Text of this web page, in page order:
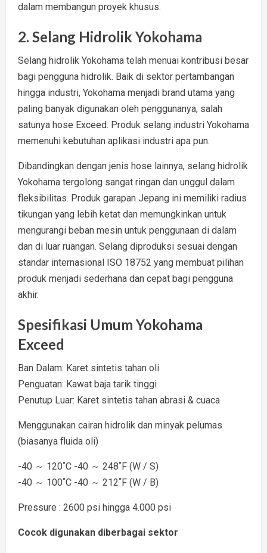
dalam membangun proyek khusus.
2. Selang Hidrolik Yokohama
Selang hidrolik Yokohama telah menuai kontribusi besar
bagi pengguna hidrolik. Baik di sektor pertambangan
hingga industri, Yokohama menjadi brand utama yang
paling banyak digunakan oleh penggunanya, salah
satunya hose Exceed. Produk selang industri Yokohama
memenuhi kebutuhan aplikasi industri apa pun.
Dibandingkan dengan jenis hose lainnya, selang hidrolik
Yokohama tergolong sangat ringan dan unggul dalam
fleksibilitas. Produk garapan Jepang ini memiliki radius
tikungan yang lebih ketat dan memungkinkan untuk
mengurangi beban mesin untuk penggunaan di dalam
dan di luar ruangan. Selang diproduksi sesuai dengan
standar internasional ISO 18752 yang membuat pilihan
produk menjadi sederhana dan cepat bagi pengguna
akhir.
Spesifikasi Umum Yokohama
Exceed
Ban Dalam: Karet sintetis tahan oli
Penguatan: Kawat baja tarik tinggi
Penutup Luar: Karet sintetis tahan abrasi & cuaca
Menggunakan cairan hidrolik dan minyak pelumas
(biasanya fluida oli)
-40 ～ 120˚C -40 ～ 248˚F (W / S)
-40 ～ 100˚C -40 ～ 212˚F (W / B)
Pressure : 2600 psi hingga 4.000 psi
Cocok digunakan diberbagai sektor